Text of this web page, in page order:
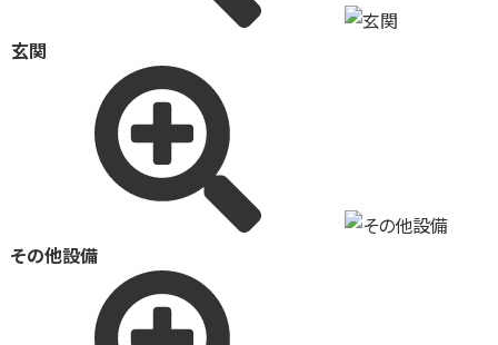
玄関
その他設備